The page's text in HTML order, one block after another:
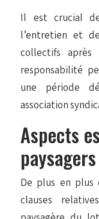
Il est crucial
l’entretien et
collectifs
responsabilité
une période
association
Aspects
De plus en plus
clauses